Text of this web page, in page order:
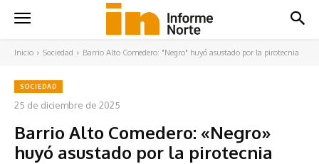
Inicio Sociedad Barrio Alto Comedero: "Negro" huyó asustado por la pirotecnia
SOCIEDAD
25 de diciembre de 2025
Barrio Alto Comedero: «Negro»
huyó asustado por la pirotecnia